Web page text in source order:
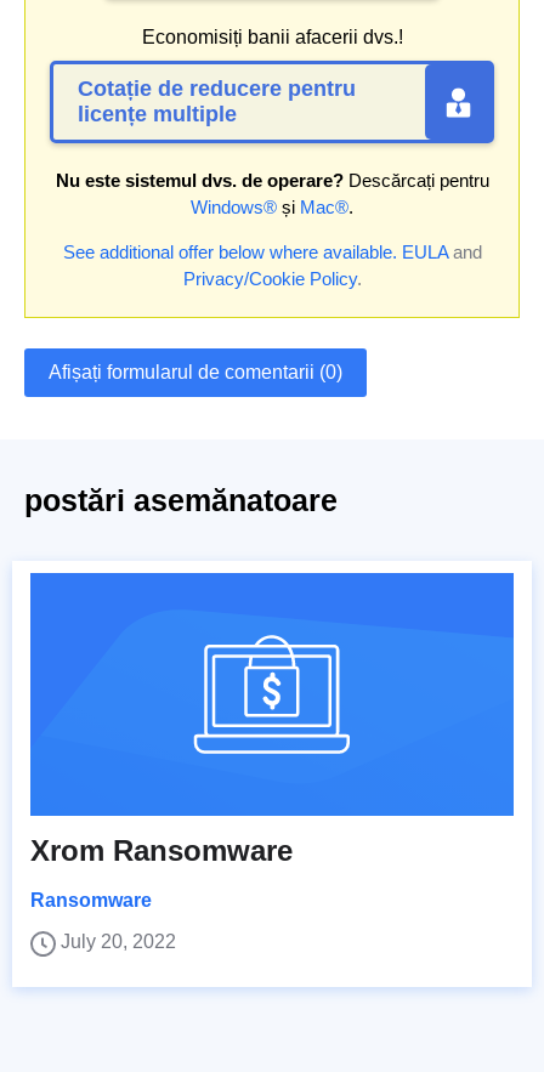
Economisiți banii afacerii dvs.!
Cotație de reducere pentru
licențe multiple
Nu este sistemul dvs. de operare?Descărcați pentru
Windows® și Mac®.
See additional offer below where available. EULAand
Privacy/Cookie Policy.
Afișați formularul de comentarii (0)
postări asemănatoare
Xrom Ransomware
Ransomware
July 20, 2022